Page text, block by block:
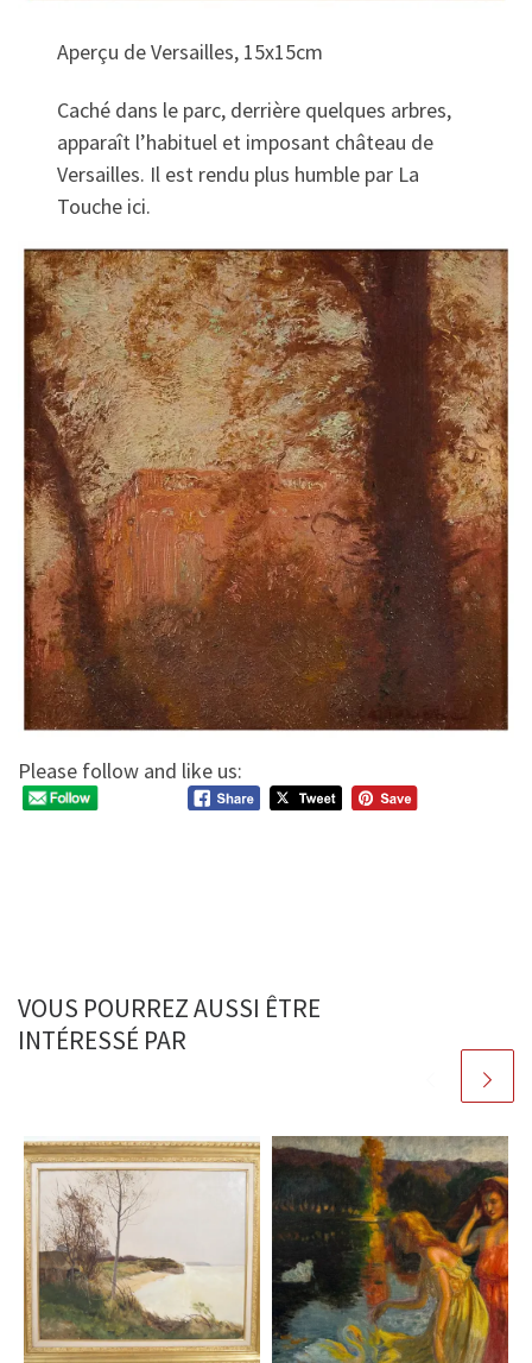
Aperçu de Versailles, 15x15cm
Caché dans le parc, derrière quelques arbres,
apparaît l’habituel et imposant château de
Versailles. Il est rendu plus humble par La
Touche ici.
Please follow and like us:
VOUS POURREZ AUSSI ÊTRE
INTÉRESSÉ PAR